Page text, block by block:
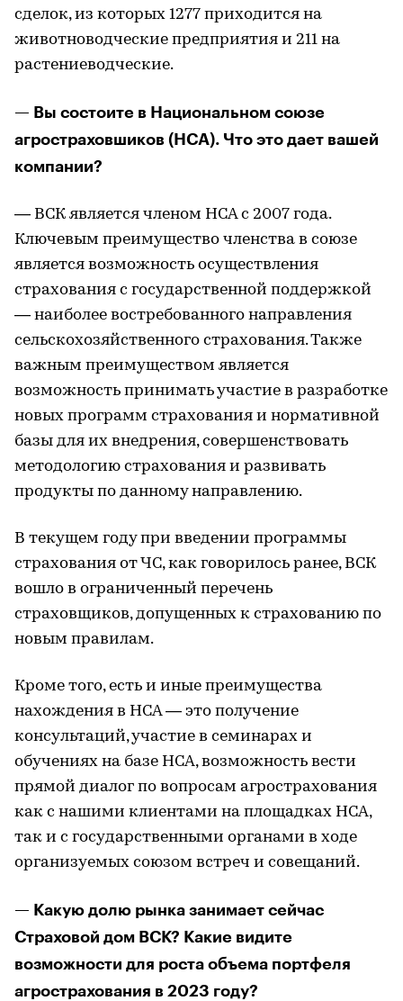
сделок, из которых 1277 приходится на
животноводческие предприятия и 211 на
растениеводческие.
— Вы состоите в Национальном союзе
агростраховшиков (НСА). Что это дает вашей
компании?
— ВСК является членом НСА с 2007 года.
Ключевым преимущество членства в союзе
является возможность осуществления
страхования с государственной поддержкой
— наиболее востребованного направления
сельскохозяйственного страхования. Также
важным преимуществом является
возможность принимать участие в разработке
новых программ страхования и нормативной
базы для их внедрения, совершенствовать
методологию страхования и развивать
продукты по данному направлению.
В текущем году при введении программы
страхования от ЧС, как говорилось ранее, ВСК
вошло в ограниченный перечень
страховщиков, допущенных к страхованию по
новым правилам.
Кроме того, есть и иные преимущества
нахождения в НСА — это получение
консультаций, участие в семинарах и
обучениях на базе НСА, возможность вести
прямой диалог по вопросам агрострахования
как с нашими клиентами на площадках НСА,
так и с государственными органами в ходе
организуемых союзом встреч и совещаний.
— Какую долю рынка занимает сейчас
Страховой дом ВСК? Какие видите
возможности для роста объема портфеля
агрострахования в 2023 году?